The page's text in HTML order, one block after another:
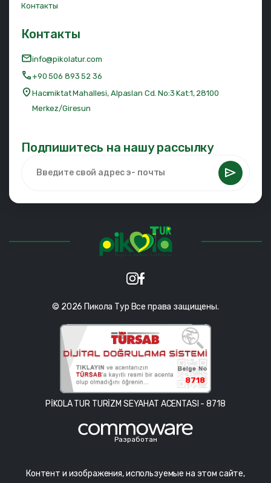
Контакты
Контакты
info@pikolatur.com
+90 506 893 52 36
Hacımiktat Mahallesi, Alpaslan Cd. No:3 Kat:1, 28100
Merkez/Giresun
Подпишитесь на нашу рассылку
© 2026 Пикола Тур Все права защищены.
8718
PİKOLA TUR TURİZM SEYAHAT ACENTASI - 8718
Разработан
Контент и изображения, используемые на этом сайте,